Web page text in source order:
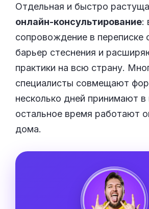
Отдельная и быстро
онлайн-консультирование:
сопровождение в переписке
барьер стеснения и
практики на всю страну.
специалисты совмещают
несколько дней принимают в
остальное время работают
дома.